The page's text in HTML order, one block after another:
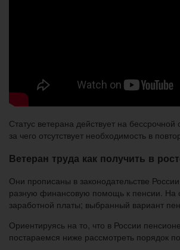
Статус ветерана действует на
за чего отсутствует необходимость в
Ветеран труда как получить в
Они прописаны в законодательстве
разную финансовую помощь к пенсии. На
заработной платы; выбранный вариант
Ориентируясь на то, что в России
постараемся ниже рассмотреть порядок